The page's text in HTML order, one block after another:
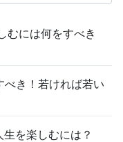
むには何をすべき
き！若ければ若い
を楽しむには？